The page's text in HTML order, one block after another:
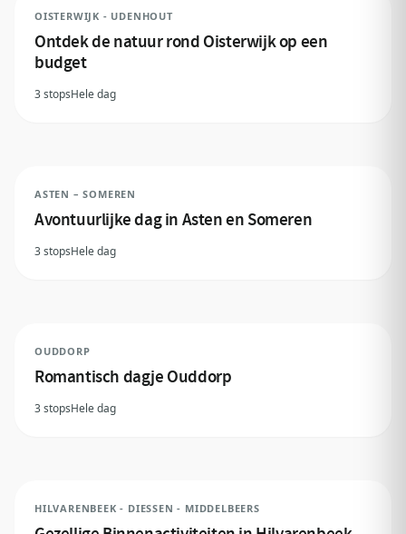
OISTERWIJK - UDENHOUT
Ontdek de natuur rond Oisterwijk op een
budget
3 stopsHele dag
ASTEN – SOMEREN
Avontuurlijke dag in Asten en Someren
3 stopsHele dag
OUDDORP
Romantisch dagje Ouddorp
3 stopsHele dag
HILVARENBEEK - DIESSEN - MIDDELBEERS